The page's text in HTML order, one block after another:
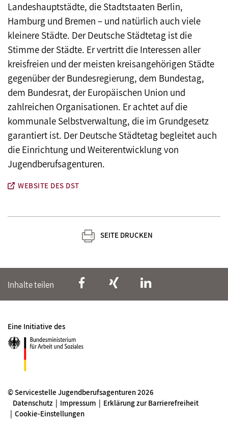
Landeshauptstädte, die Stadtstaaten Berlin,
Hamburg und Bremen – und natürlich auch viele
kleinere Städte. Der Deutsche Städtetag ist die
Stimme der Städte. Er vertritt die Interessen aller
kreisfreien und der meisten kreisangehörigen Städte
gegenüber der Bundesregierung, dem Bundestag,
dem Bundesrat, der Europäischen Union und
zahlreichen Organisationen. Er achtet auf die
kommunale Selbstverwaltung, die im Grundgesetz
garantiert ist. Der Deutsche Städtetag begleitet auch
die Einrichtung und Weiterentwicklung von
Jugendberufsagenturen.
WEBSITE DES DST
SEITE DRUCKEN
Inhalte teilen
Eine Initiative des
© Servicestelle Jugendberufsagenturen 2026
Datenschutz
Impressum
Erklärung zur Barrierefreiheit
Cookie-Einstellungen